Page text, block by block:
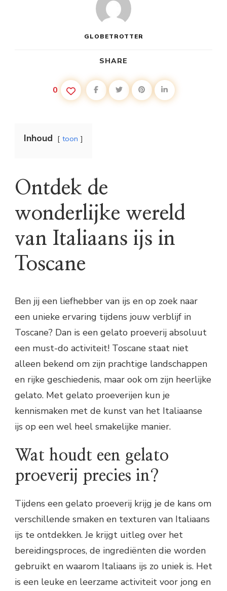
GLOBETROTTER
SHARE
0
Inhoud toon
Ontdek de
wonderlijke wereld
van Italiaans ijs in
Toscane
Ben jij een liefhebber van ijs en op zoek naar
een unieke ervaring tijdens jouw verblijf in
Toscane? Dan is een gelato proeverij absoluut
een must-do activiteit! Toscane staat niet
alleen bekend om zijn prachtige landschappen
en rijke geschiedenis, maar ook om zijn heerlijke
gelato. Met gelato proeverijen kun je
kennismaken met de kunst van het Italiaanse
ijs op een wel heel smakelijke manier.
Wat houdt een gelato
proeverij precies in?
Tijdens een gelato proeverij krijg je de kans om
verschillende smaken en texturen van Italiaans
ijs te ontdekken. Je krijgt uitleg over het
bereidingsproces, de ingrediënten die worden
gebruikt en waarom Italiaans ijs zo uniek is. Het
is een leuke en leerzame activiteit voor jong en